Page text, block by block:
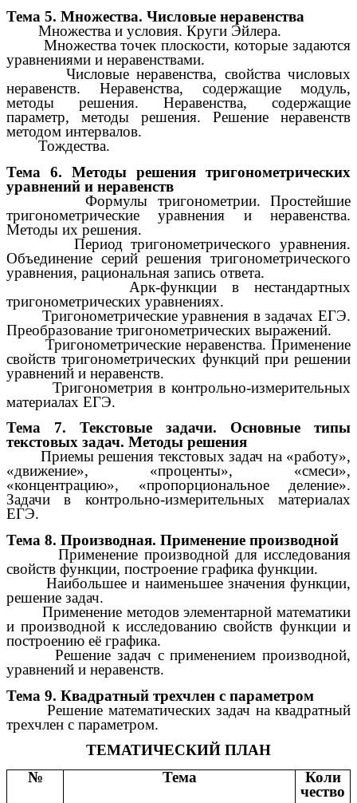
Тема 5. Множества. Числовые неравенства
Множества и условия. Круги Эйлера.
Множества точек плоскости, которые задаются
уравнениями и неравенствами.
Числовые неравенства, свойства числовых
неравенств. Неравенства, содержащие модуль,
методы решения. Неравенства, содержащие
параметр, методы решения. Решение неравенств
методом интервалов.
Тождества.
Тема 6. Методы решения тригонометрических
уравнений и неравенств
Формулы тригонометрии. Простейшие
тригонометрические уравнения и неравенства.
Методы их решения.
Период тригонометрического уравнения.
Объединение серий решения тригонометрического
уравнения, рациональная запись ответа.
Арк-функции в нестандартных
тригонометрических уравнениях.
Тригонометрические уравнения в задачах ЕГЭ.
Преобразование тригонометрических выражений.
Тригонометрические неравенства. Применение
свойств тригонометрических функций при решении
уравнений и неравенств.
Тригонометрия в контрольно-измерительных
материалах ЕГЭ.
Тема 7. Текстовые задачи. Основные типы
текстовых задач. Методы решения
Приемы решения текстовых задач на «работу»,
«движение», «проценты», «смеси»,
«концентрацию», «пропорциональное деление».
Задачи в контрольно-измерительных материалах
ЕГЭ.
Тема 8. Производная. Применение производной
Применение производной для исследования
свойств функции, построение графика функции.
Наибольшее и наименьшее значения функции,
решение задач.
Применение методов элементарной математики
и производной к исследованию свойств функции и
построению её графика.
Решение задач с применением производной,
уравнений и неравенств.
Тема 9. Квадратный трехчлен с параметром
Решение математических задач на квадратный
трехчлен с параметром.
ТЕМАТИЧЕСКИЙ ПЛАН
№
Тема
Коли
чество